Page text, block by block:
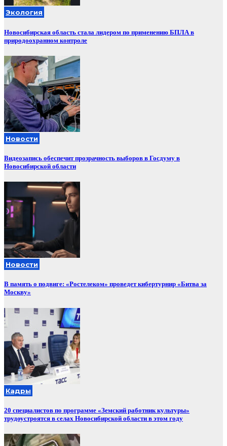
Экология
Новосибирская область стала лидером по применению БПЛА в
природоохранном контроле
Новости
Видеозапись обеспечит прозрачность выборов в Госдуму в
Новосибирской области
Новости
В память о подвиге: «Ростелеком» проведет кибертурнир «Битва за
Москву»
Кадры
20 специалистов по программе «Земский работник культуры»
трудоустроятся в селах Новосибирской области в этом году